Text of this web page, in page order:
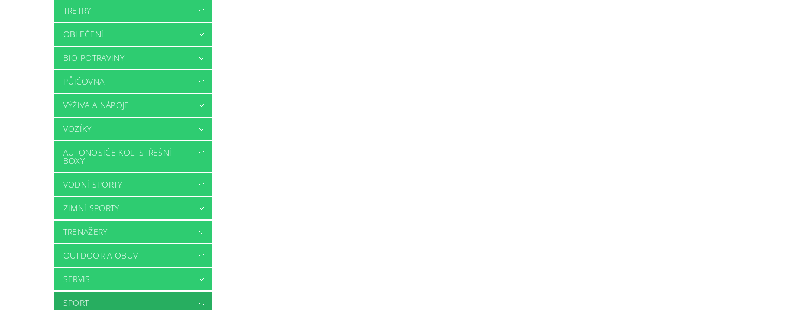
TRETRY
OBLEČENÍ
BIO POTRAVINY
PŮJČOVNA
VÝŽIVA A NÁPOJE
VOZÍKY
AUTONOSIČE KOL, STŘEŠNÍ
BOXY
VODNÍ SPORTY
ZIMNÍ SPORTY
TRENAŽERY
OUTDOOR A OBUV
SERVIS
SPORT